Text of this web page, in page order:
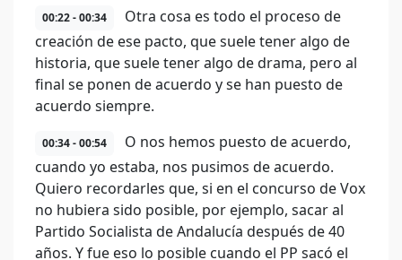
00:22 - 00:34
Otra cosa es todo el proceso de
creación de ese pacto, que suele tener algo de
historia, que suele tener algo de drama, pero al
final se ponen de acuerdo y se han puesto de
acuerdo siempre.
00:34 - 00:54
O nos hemos puesto de acuerdo,
cuando yo estaba, nos pusimos de acuerdo.
Quiero recordarles que, si en el concurso de Vox
no hubiera sido posible, por ejemplo, sacar al
Partido Socialista de Andalucía después de 40
años. Y fue eso lo posible cuando el PP sacó el